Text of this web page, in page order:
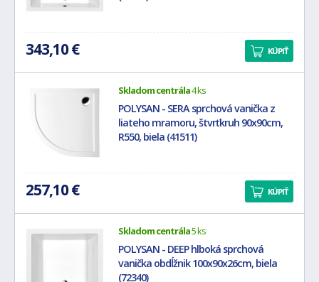
343,10 € KÚPIŤ
Skladom centrála4 ks
POLYSAN - SERA sprchová vanička z
liateho mramoru, štvrťkruh 90x90cm,
R550, biela (41511)
257,10 € KÚPIŤ
Skladom centrála5 ks
POLYSAN - DEEP hlboká sprchová
vanička obdĺžnik 100x90x26cm, biela
(72340)